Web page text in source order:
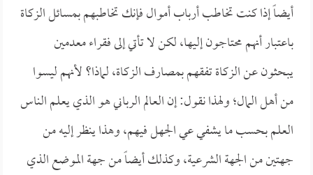
أيضاً إذا كنت تخاطب أرباب أموال فإنك تخاطبهم بمسائل الزكاة
باعتبار أنهم محتاجون إليها، لكن لا تأتي إلى فقراء معدمين
يبحثون عن الزكاة تفقهم بمصارف الزكاة، لماذا؟ لأنهم ليسوا
من أهل المال؛ ولهذا نقول: إن العالم الرباني هو الذي يعلم الناس
العلم بحسب ما يشفي عي الجهل فيهم، وهذا ينظر إليه من
جهتين من الجهة الشرعية، وكذلك أيضاً من جهة الموضع الذي